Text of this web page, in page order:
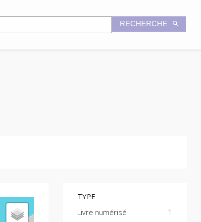
RECHERCHE
TYPE
Livre numérisé
1